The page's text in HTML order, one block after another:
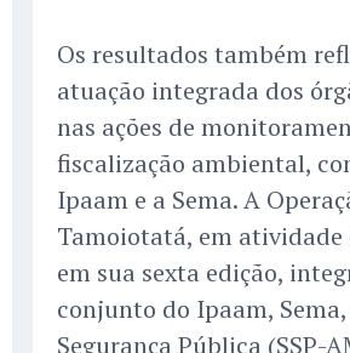
Os resultados também
atuação integrada dos
nas ações de
fiscalização ambiental,
Ipaam e a Sema. A
Tamoiotatá, em atividade
em sua sexta edição,
conjunto do Ipaam,
Segurança Pública (SSP-